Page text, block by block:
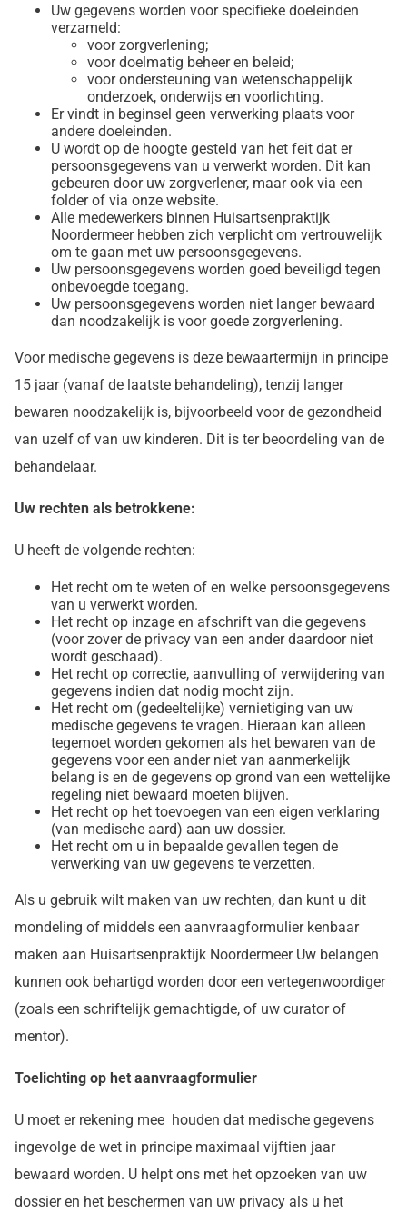
Uw gegevens worden voor specifieke doeleinden
verzameld:
voor zorgverlening;
voor doelmatig beheer en beleid;
voor ondersteuning van wetenschappelijk
onderzoek, onderwijs en voorlichting.
Er vindt in beginsel geen verwerking plaats voor
andere doeleinden.
U wordt op de hoogte gesteld van het feit dat er
persoonsgegevens van u verwerkt worden. Dit kan
gebeuren door uw zorgverlener, maar ook via een
folder of via onze website.
Alle medewerkers binnen Huisartsenpraktijk
Noordermeer hebben zich verplicht om vertrouwelijk
om te gaan met uw persoonsgegevens.
Uw persoonsgegevens worden goed beveiligd tegen
onbevoegde toegang.
Uw persoonsgegevens worden niet langer bewaard
dan noodzakelijk is voor goede zorgverlening.
Voor medische gegevens is deze bewaartermijn in principe
15 jaar (vanaf de laatste behandeling), tenzij langer
bewaren noodzakelijk is, bijvoorbeeld voor de gezondheid
van uzelf of van uw kinderen. Dit is ter beoordeling van de
behandelaar.
Uw rechten als betrokkene:
U heeft de volgende rechten:
Het recht om te weten of en welke persoonsgegevens
van u verwerkt worden.
Het recht op inzage en afschrift van die gegevens
(voor zover de privacy van een ander daardoor niet
wordt geschaad).
Het recht op correctie, aanvulling of verwijdering van
gegevens indien dat nodig mocht zijn.
Het recht om (gedeeltelijke) vernietiging van uw
medische gegevens te vragen. Hieraan kan alleen
tegemoet worden gekomen als het bewaren van de
gegevens voor een ander niet van aanmerkelijk
belang is en de gegevens op grond van een wettelijke
regeling niet bewaard moeten blijven.
Het recht op het toevoegen van een eigen verklaring
(van medische aard) aan uw dossier.
Het recht om u in bepaalde gevallen tegen de
verwerking van uw gegevens te verzetten.
Als u gebruik wilt maken van uw rechten, dan kunt u dit
mondeling of middels een aanvraagformulier kenbaar
maken aan Huisartsenpraktijk Noordermeer Uw belangen
kunnen ook behartigd worden door een vertegenwoordiger
(zoals een schriftelijk gemachtigde, of uw curator of
mentor).
Toelichting op het aanvraagformulier
U moet er rekening mee houden dat medische gegevens
ingevolge de wet in principe maximaal vijftien jaar
bewaard worden. U helpt ons met het opzoeken van uw
dossier en het beschermen van uw privacy als u het